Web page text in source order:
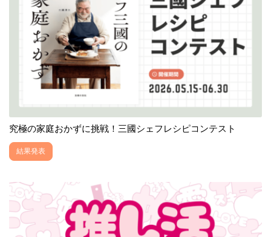
究極の家庭おかずに挑戦！三國シェフレシピコンテスト
結果発表